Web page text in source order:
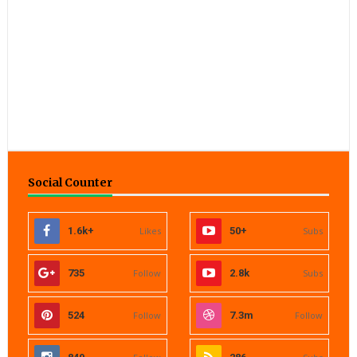
Social Counter
1.6k+ Likes 50+ Subs
735 Follow 2.8k Subs
524 Follow 7.3m Follow